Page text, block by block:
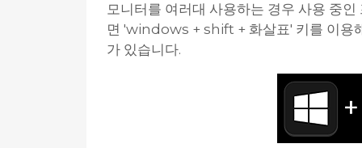
모니터를 여러대 사용하는 경우 사용 중
면 'windows + shift + 화살표' 키를 이용
가 있습니다.